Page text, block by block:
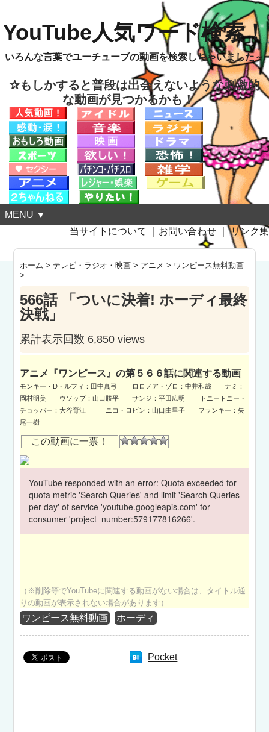
YouTube人気ワード検索！
いろんな言葉でユーチューブの動画を検索しちゃいました～
✰もしかすると普段は出会えないような刺激的
な動画が見つかるかも！
MENU ▼
当サイトについて
お問い合わせ ｜リンク集
ホーム > テレビ・ラジオ・映画 > アニメ > ワンピース無料動画
>
566話 「ついに決着! ホーディ最終
決戦」
累計表示回数 6,850 views
アニメ『ワンピース』の第５６６話に関連する動画
モンキー・D・ルフィ：田中真弓 ロロノア・ゾロ：中井和哉 ナミ：
岡村明美 ウソップ：山口勝平 サンジ：平田広明 トニートニー・
チョッパー：大谷育江 ニコ・ロビン：山口由里子 フランキー：矢
尾一樹
この動画に一票！
YouTube responded with an error: Quota exceeded for
quota metric 'Search Queries' and limit 'Search Queries
per day' of service 'youtube.googleapis.com' for
consumer 'project_number:579177816266'.
（※削除等でYouTubeに関連する動画がない場合は、タイトル通
りの動画が表示されない場合があります）
ワンピース無料動画 ホーディ
Pocket